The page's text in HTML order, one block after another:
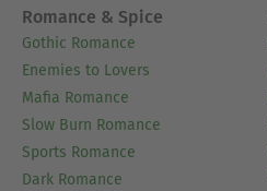
Romance & Spice
Gothic Romance
Enemies to Lovers
Mafia Romance
Slow Burn Romance
Sports Romance
Dark Romance